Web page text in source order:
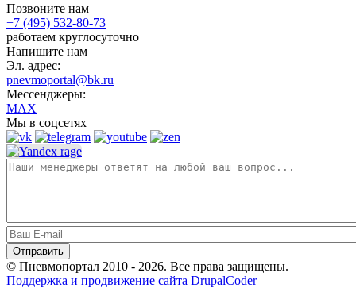
Позвоните нам
+7 (495) 532-80-73
работаем круглосуточно
Напишите нам
Эл. адрес:
pnevmoportal@bk.ru
Мессенджеры:
MAX
Мы в соцсетях
© Пневмопортал 2010 - 2026. Все права защищены.
Поддержка и продвижение сайта DrupalCoder